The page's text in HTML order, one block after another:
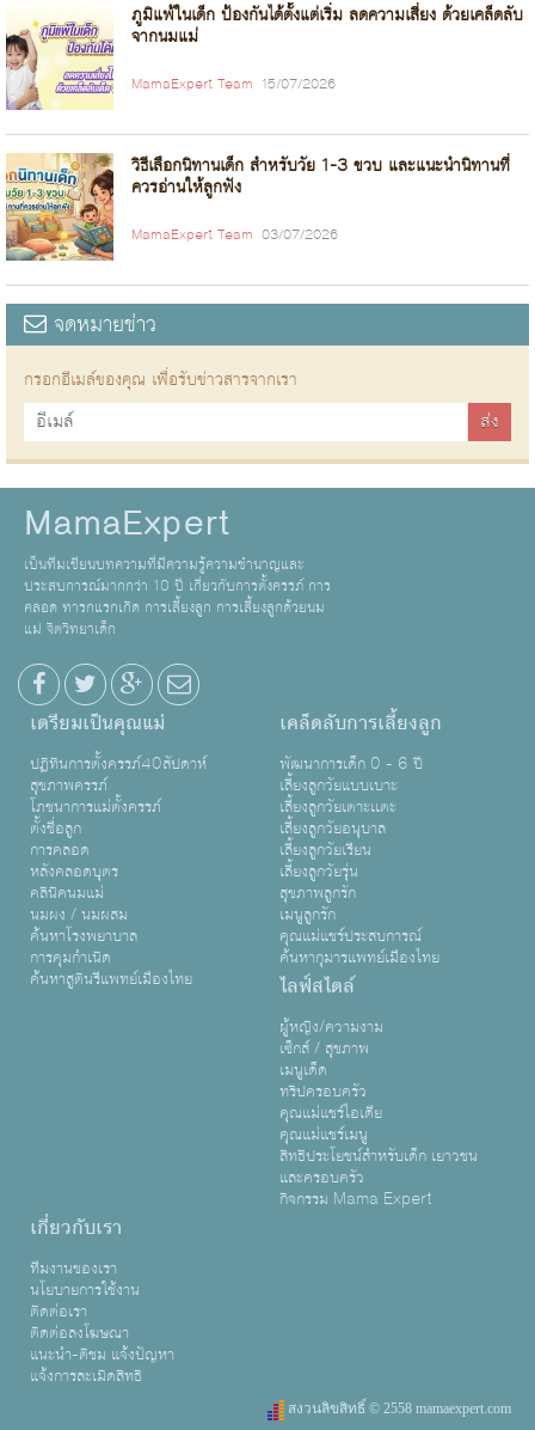
ภูมิแพ้ในเด็ก ป้องกันได้ตั้งแต่เริ่ม ลดความเสี่ยง ด้วยเคล็ดลับ
จากนมแม่
MamaExpert Team 15/07/2026
วิธีเลือกนิทานเด็ก สำหรับวัย 1-3 ขวบ และแนะนำนิทานที่
ควรอ่านให้ลูกฟัง
MamaExpert Team 03/07/2026
จดหมายข่าว
กรอกอีเมล์ของคุณ เพื่อรับข่าวสารจากเรา
MamaExpert
เป็นทีมเขียนบทความที่มีความรู้ความชำนาญและ
ประสบการณ์มากกว่า 10 ปี เกี่ยวกับการตั้งครรภ์ การ
คลอด ทารกแรกเกิด การเลี้ยงลูก การเลี้ยงลูกด้วยนม
แม่ จิตวิทยาเด็ก
เตรียมเป็นคุณแม่
ปฏิทินการตั้งครรภ์40สัปดาห์
สุขภาพครรภ์
โภชนาการแม่ตั้งครรภ์
ตั้งชื่อลูก
การคลอด
หลังคลอดบุตร
คลินิคนมแม่
นมผง / นมผสม
ค้นหาโรงพยาบาล
การคุมกำเนิด
ค้นหาสูตินรีแพทย์เมืองไทย
เคล็ดลับการเลี้ยงลูก
พัฒนาการเด็ก 0 - 6 ปี
เลี้ยงลูกวัยแบบเบาะ
เลี้ยงลูกวัยเตาะเเตะ
เลี้ยงลูกวัยอนุบาล
เลี้ยงลูกวัยเรียน
เลี้ยงลูกวัยรุ่น
สุขภาพลูกรัก
เมนูลูกรัก
คุณแม่แชร์ประสบการณ์
ค้นหากุมารแพทย์เมืองไทย
ไลฟ์สไตล์
ผู้หญิง/ความงาม
เซ็กส์ / สุขภาพ
เมนูเด็ด
ทริปครอบครัว
คุณแม่แชร์ไอเดีย
คุณแม่แชร์เมนู
สิทธิประโยชน์สำหรับเด็ก เยาวชน
และครอบครัว
กิจกรรม Mama Expert
เกี่ยวกับเรา
ทีมงานของเรา
นโยบายการใช้งาน
ติดต่อเรา
ติดต่อลงโฆษณา
แนะนำ-ติชม แจ้งปัญหา
แจ้งการละเมิดสิทธิ
สงวนลิขสิทธิ์ © 2558 mamaexpert.com